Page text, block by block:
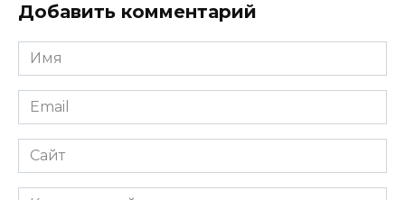
Добавить комментарий
Имя
Email
Сайт